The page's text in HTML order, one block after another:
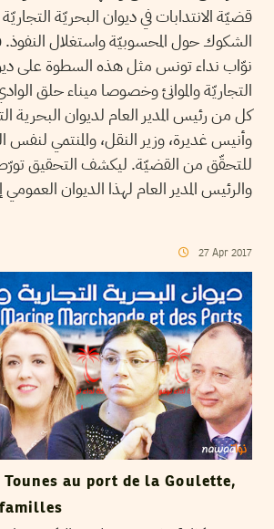
الشكوك حول المحسوبيّة واستغلال
نوّاب نداء تونس مثل هذه السطوة على
التجاريّة والموانئ وخصوصا ميناء حلق
كل من رئيس المدير العام لديوان البحرية
وأنيس غديرة، وزير النقل، والمنتمي
للتحقّق من القضيّة. ليكشف التحقيق
والرئيس المدير العام لهذا الديوان العمومي
27 Apr 2017
Tounes au port de la Goulette,